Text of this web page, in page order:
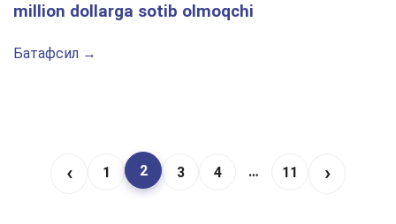
million dollarga sotib olmoqchi
Батафсил →
‹ Page
1
Page
2
Page
3
Page
4 …
Page
11 ›